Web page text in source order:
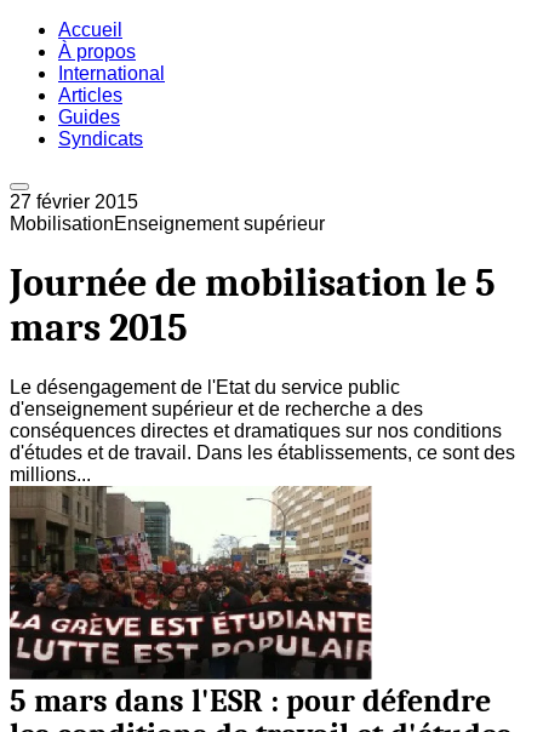
Accueil
À propos
International
Articles
Guides
Syndicats
27 février 2015
MobilisationEnseignement supérieur
Journée de mobilisation le 5
mars 2015
Le désengagement de l'Etat du service public
d'enseignement supérieur et de recherche a des
conséquences directes et dramatiques sur nos conditions
d'études et de travail. Dans les établissements, ce sont des
millions...
5 mars dans l'ESR : pour défendre